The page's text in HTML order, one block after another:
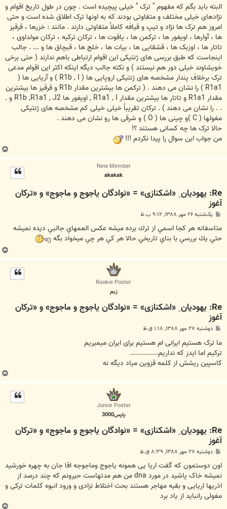
ت
البته باید بگم که مفهوم " ترک " خیلی پیچیده است . چون در طول تاریخ اقوام و
نژادهای خیلی مختلف و متفاوتی بودند که به اونها ترک اطلاق شده است و حتی
امروز هم ترک ها نژاد و تیپ و قیافه کاملاً متفاوتی دارند . مانند : خزرها ، قرقیز
ها ، آوارها ، اویغور ها ، ترکمن ها ، یاقوت ها ، ترکان ترکیه ، ترکان مولداوی ،
تاتار ها ، اوزبک ها ، قشقایی ها ، بیات ها ، خلج ها ، قبچاق ها و ... . جالب
اینجاست که طبق بررسی های ژنتیکی این اقوام ارتباطی باهم ندارند ( حتی برخی
خویشاوند خیلی دور هم نیستند ) و نکته جالب دیگه اینکه اکثر این اقوام مدعی
ترک برخلاف پندار مشخصه های ژنتیکی اروپایی ها ( R1b , I ) و آریایی ها (
R1a1 ) را نشان می دهند . ( ترکمن ها بیشترین مقدار R1b و قرقیز ها بیشترین
مقدار R1a1 و تاتار ها بیشترین مقدار R1a1 , I , اویغور ها R1b ,R1a1 , J2 و .
. . را نشان می دهند ) . ترکان تقریباً خیلی خیلی کم مشخصه های ژنتیکی
مغولها ( C )و چینی ها ( O ) و شرقی ها رو نشان می دهند .
حالا ترک ها چه کسانی هستند ؟!
من جواب این سوال را پیدا نکردم !!!
ب
ا
New Member
akakak
Re: یهودیان ِ «اشکنازی» = «نوادگان یاجوج و ماجوج» و «ترکان
آغوز
پ
ت
یک‌شنبه ۲۶ مهر ۱۳۸۸, ۹:۱۲ ب.ظ
متاسفانه هر كجا اسمي از ترك برده ميشه عكس العمهاي جالبي ديده نميشه
حتي يك بررسي با بناي تاريخي حالا هر كي هر چي ميخواد بگه
ب
ا
Rookie Poster
زیم
Re: یهودیان ِ «اشکنازی» = «نوادگان یاجوج و ماجوج» و «ترکان
آغوز
پ
ت
دوشنبه ۲۷ مهر ۱۳۸۸, ۱:۱۸ ق.ظ
ما ترک هستیم ایرانی ام هستیم برای ایران میمیریم
ترکیم اما ایدز که نداریم..............
کاسپین ریشش از کلمه قزوین میاد دیگه نه
ب
ا
Junior Poster
پارس3000
Re: یهودیان ِ «اشکنازی» = «نوادگان یاجوج و ماجوج» و «ترکان
آغوز
پ
ت
دوشنبه ۲۷ مهر ۱۳۸۸, ۸:۳۹ ق.ظ
اون دوستمون که گفت اریا یی همونه یاجوج وماجوجه اقا جان به چهره خورشید
نمیشه خاک پاشید در مورد dna من هم مدتهاست حیرونم که چند درصد از
اذریها اریایی و بقیه مهاجر هستند بحث اختلاط نزادی و ورود انبوه کلمات ترکی و
مغولی رانباید از یاد برد
ب